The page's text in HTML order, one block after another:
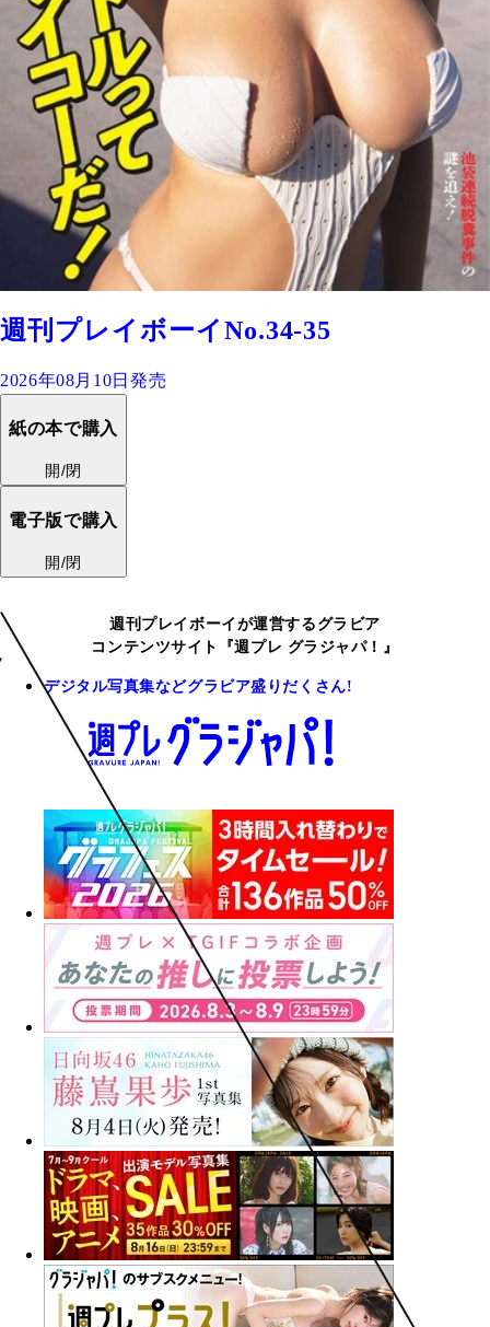
週刊プレイボーイNo.34-35
2026年08月10日発売
紙の本で購入
開/閉
電子版で購入
開/閉
週刊プレイボーイが運営するグラビア
コンテンツサイト『週プレ グラジャパ！』
デジタル写真集などグラビア盛りだくさん!